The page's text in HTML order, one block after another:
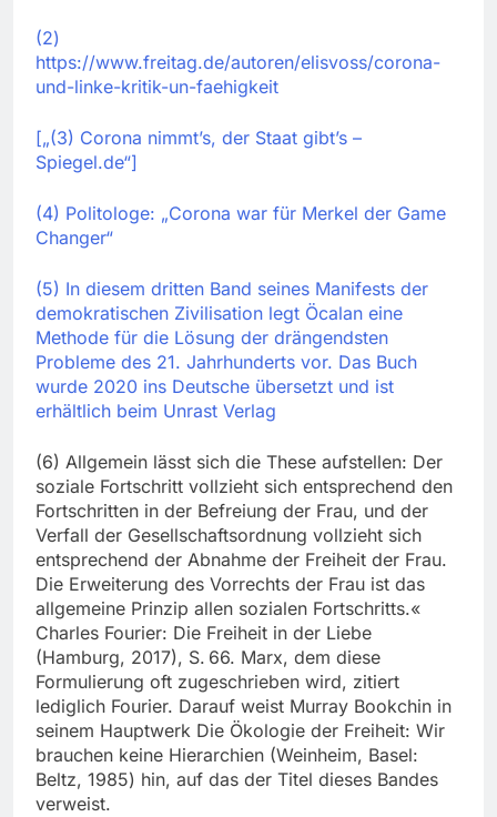
(2)
https://www.freitag.de/autoren/elisvoss/corona-
und-linke-kritik-un-faehigkeit
[„(3) Corona nimmt’s, der Staat gibt’s –
Spiegel.de“]
(4) Politologe: „Corona war für Merkel der Game
Changer“
(5) In diesem dritten Band seines Manifests der
demokratischen Zivilisation legt Öcalan eine
Methode für die Lösung der drängendsten
Probleme des 21. Jahrhunderts vor. Das Buch
wurde 2020 ins Deutsche übersetzt und ist
erhältlich beim Unrast Verlag
(6) Allgemein lässt sich die These aufstellen: Der
soziale Fortschritt vollzieht sich entsprechend den
Fortschritten in der Befreiung der Frau, und der
Verfall der Gesellschaftsordnung vollzieht sich
entsprechend der Abnahme der Freiheit der Frau.
Die Erweiterung des Vorrechts der Frau ist das
allgemeine Prinzip allen sozialen Fortschritts.«
Charles Fourier: Die Freiheit in der Liebe
(Hamburg, 2017), S. 66. Marx, dem diese
Formulierung oft zugeschrieben wird, zitiert
lediglich Fourier. Darauf weist Murray Bookchin in
seinem Hauptwerk Die Ökologie der Freiheit: Wir
brauchen keine Hierarchien (Weinheim, Basel:
Beltz, 1985) hin, auf das der Titel dieses Bandes
verweist.